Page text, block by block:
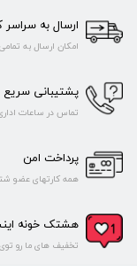
ارسال به
امکان ارسال به
پشتیبانی سریع
تماس در ساعات
پرداخت امن
همه کارتهای عضو
هشتک خونه
تخفیف های ما رو توی